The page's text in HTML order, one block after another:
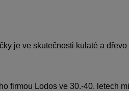
je ve skutečnosti kulaté a dřevo
firmou Lodos ve 30.-40. letech